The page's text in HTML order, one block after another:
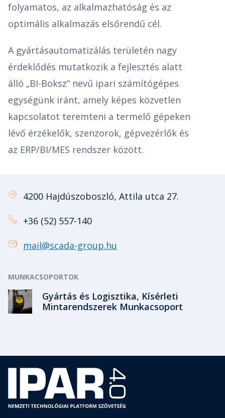
folyamatos, az alkalmazhatóság és az
optimális alkalmazás elsőrendű cél.
A gyártásautomatizálás területén nagy
érdeklődés mutatkozik a fejlesztés alatt
álló „BI-Boksz” nevű ipari számítógépes
egységünk iránt, amely képes közvetlen
kapcsolatot teremteni a termelő gépeken
lévő érzékelők, szenzorok, gépvezérlők és
az ERP/BI/MES rendszer között.
4200 Hajdúszoboszló, Attila utca 27.
+36 (52) 557-140
mail@scada-group.hu
MUNKACSOPORTOK
Gyártás és Logisztika, Kísérleti
Mintarendszerek Munkacsoport